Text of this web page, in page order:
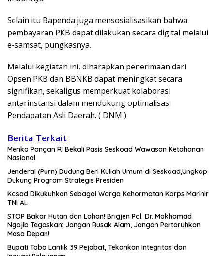
Selain itu Bapenda juga mensosialisasikan bahwa
pembayaran PKB dapat dilakukan secara digital melalui
e-samsat, pungkasnya.
Melalui kegiatan ini, diharapkan penerimaan dari
Opsen PKB dan BBNKB dapat meningkat secara
signifikan, sekaligus memperkuat kolaborasi
antarinstansi dalam mendukung optimalisasi
Pendapatan Asli Daerah. ( DNM )
Berita Terkait
Menko Pangan RI Bekali Pasis Seskoad Wawasan Ketahanan
Nasional
Jenderal (Purn) Dudung Beri Kuliah Umum di Seskoad,Ungkap
Dukung Program Strategis Presiden
Kasad Dikukuhkan Sebagai Warga Kehormatan Korps Marinir
TNI AL
STOP Bakar Hutan dan Lahan! Brigjen Pol. Dr. Mokhamad
Ngajib Tegaskan: Jangan Rusak Alam, Jangan Pertaruhkan
Masa Depan!
Bupati Toba Lantik 39 Pejabat, Tekankan Integritas dan